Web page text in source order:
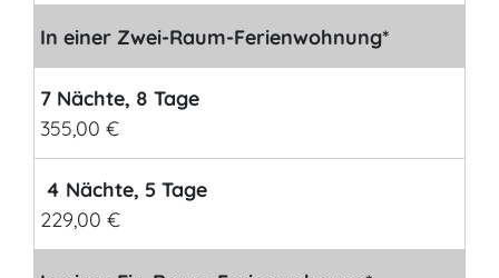
In einer Zwei-Raum-Ferienwohnung*
7 Nächte, 8 Tage
355,00 €
4 Nächte, 5 Tage
229,00 €